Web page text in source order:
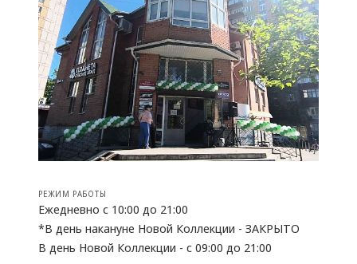
РЕЖИМ РАБОТЫ
Ежедневно с 10:00 до 21:00
*В день накануне Новой Коллекции - ЗАКРЫТО
В день Новой Коллекции - с 09:00 до 21:00